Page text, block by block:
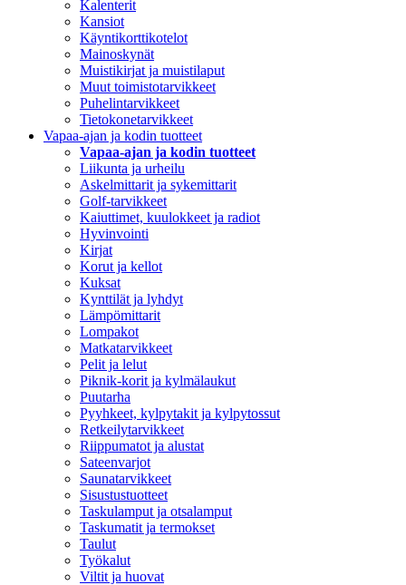
Kalenterit
Kansiot
Käyntikorttikotelot
Mainoskynät
Muistikirjat ja muistilaput
Muut toimistotarvikkeet
Puhelintarvikkeet
Tietokonetarvikkeet
Vapaa-ajan ja kodin tuotteet
Vapaa-ajan ja kodin tuotteet
Liikunta ja urheilu
Askelmittarit ja sykemittarit
Golf-tarvikkeet
Kaiuttimet, kuulokkeet ja radiot
Hyvinvointi
Kirjat
Korut ja kellot
Kuksat
Kynttilät ja lyhdyt
Lämpömittarit
Lompakot
Matkatarvikkeet
Pelit ja lelut
Piknik-korit ja kylmälaukut
Puutarha
Pyyhkeet, kylpytakit ja kylpytossut
Retkeilytarvikkeet
Riippumatot ja alustat
Sateenvarjot
Saunatarvikkeet
Sisustustuotteet
Taskulamput ja otsalamput
Taskumatit ja termokset
Taulut
Työkalut
Viltit ja huovat